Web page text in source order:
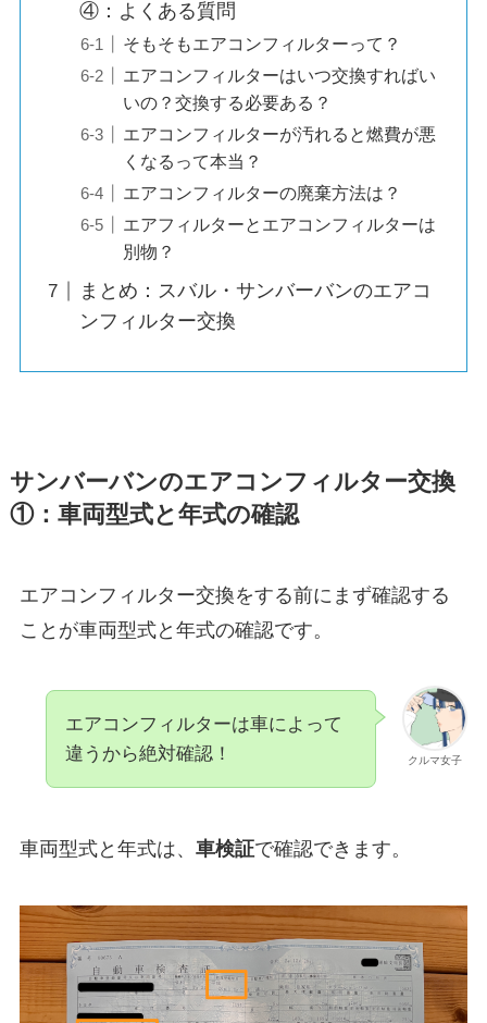
④：よくある質問
そもそもエアコンフィルターって？
エアコンフィルターはいつ交換すればい
いの？交換する必要ある？
エアコンフィルターが汚れると燃費が悪
くなるって本当？
エアコンフィルターの廃棄方法は？
エアフィルターとエアコンフィルターは
別物？
まとめ：スバル・サンバーバンのエアコ
ンフィルター交換
サンバーバンのエアコンフィルター交換
①：車両型式と年式の確認
エアコンフィルター交換をする前にまず確認する
ことが車両型式と年式の確認です。
クルマ女子
エアコンフィルターは車によって
違うから絶対確認！
車両型式と年式は、 車検証で確認できます。